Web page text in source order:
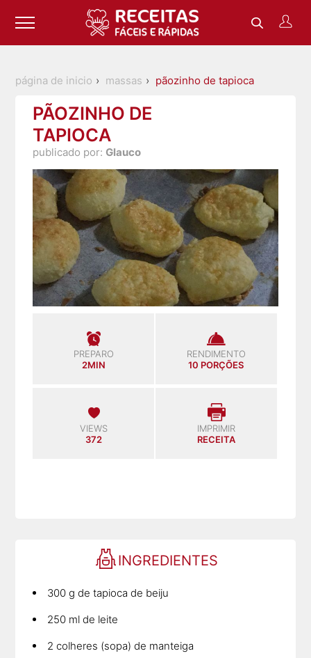
página de inicio massas pãozinho de tapioca
PÃOZINHO DE
TAPIOCA
publicado por: Glauco
PREPARO
2MIN
RENDIMENTO
10 PORÇÕES
VIEWS
372
IMPRIMIR
RECEITA
INGREDIENTES
300 g de tapioca de beiju
250 ml de leite
2 colheres (sopa) de manteiga